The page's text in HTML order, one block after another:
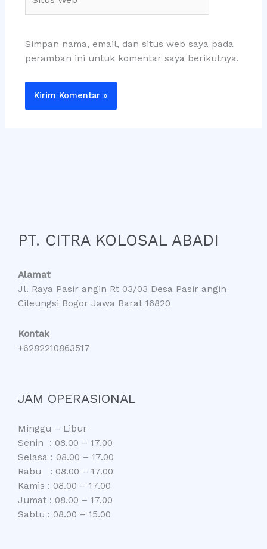
Web
Simpan nama, email, dan situs web saya pada
peramban ini untuk komentar saya berikutnya.
PT. CITRA KOLOSAL ABADI
Alamat
Jl. Raya Pasir angin Rt 03/03 Desa Pasir angin
Cileungsi Bogor Jawa Barat 16820
Kontak
+6282210863517
JAM OPERASIONAL
Minggu – Libur
Senin : 08.00 – 17.00
Selasa : 08.00 – 17.00
Rabu : 08.00 – 17.00
Kamis : 08.00 – 17.00
Jumat : 08.00 – 17.00
Sabtu : 08.00 – 15.00